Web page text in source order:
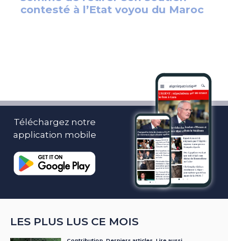
Téléchargez notre
application mobile
LES PLUS LUS CE MOIS